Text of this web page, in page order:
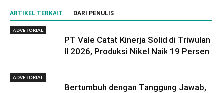
ARTIKEL TERKAIT DARI PENULIS
ADVETORIAL
PT Vale Catat Kinerja Solid di Triwulan
II 2026, Produksi Nikel Naik 19 Persen
ADVETORIAL
Bertumbuh dengan Tanggung Jawab,